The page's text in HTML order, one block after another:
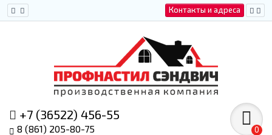
Контакты и адреса
+7 (36522) 456-55
8 (861) 205-80-75
0